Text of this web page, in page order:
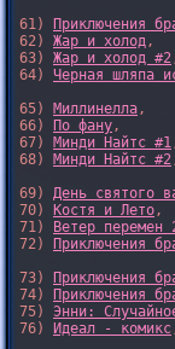
61)
Приключения
62) Жар и холод,
63) Жар и холод #2
64) Черная шляпа
65) Миллинелла,
66)
По фану,
67) Минди Найтс #1
68) Минди Найтс #2
69) День святого
70)
Костя и Лето,
71)
Ветер перемен
72)
Приключения
73)
Приключения
74)
Приключения
75) Энни:
76)
Идеал - комикс